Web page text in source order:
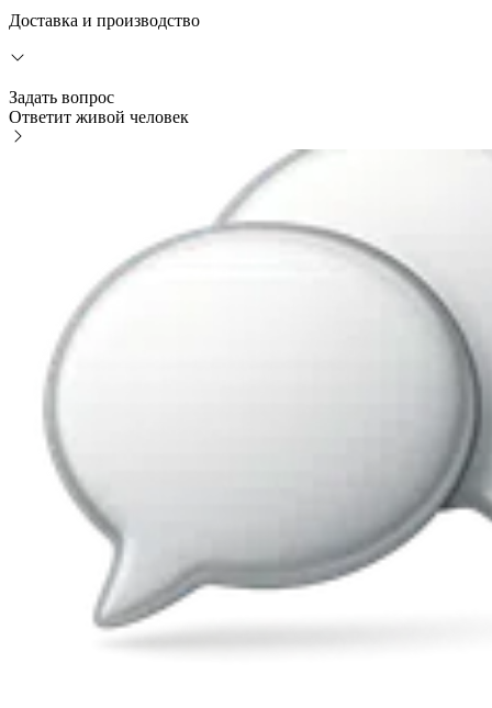
Доставка и производство
Задать вопрос
Ответит живой человек